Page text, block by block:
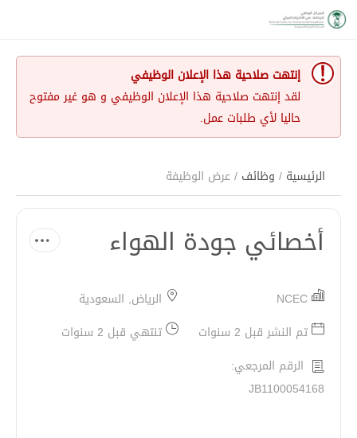
إنتهت صلاحية هذا الإعلان الوظيفي
لقد إنتهت صلاحية هذا الإعلان الوظيفي و هو غير مفتوح
حاليا لأي طلبات عمل.
الرئيسية / وظائف / عرض الوظيفة
أخصائي جودة الهواء
NCEC
الرياض, السعودية
تم النشر قبل 2 سنوات
تنتهي قبل 2 سنوات
الرقم المرجعي:
JB1100054168